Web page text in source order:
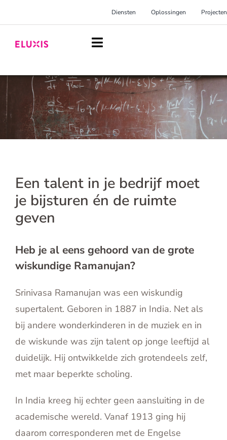
naar
inhoud
Diensten Oplossingen Projecten
Toggle
Homepage
Diensten
Oplossingen
Contact
Een talent in je bedrijf moet
je bijsturen én de ruimte
geven
Heb je al eens gehoord van de grote
wiskundige Ramanujan?
Srinivasa Ramanujan was een wiskundig
supertalent. Geboren in 1887 in India. Net als
bij andere wonderkinderen in de muziek en in
de wiskunde was zijn talent op jonge leeftijd al
duidelijk. Hij ontwikkelde zich grotendeels zelf,
met maar beperkte scholing.
In India kreeg hij echter geen aansluiting in de
academische wereld. Vanaf 1913 ging hij
daarom corresponderen met de Engelse